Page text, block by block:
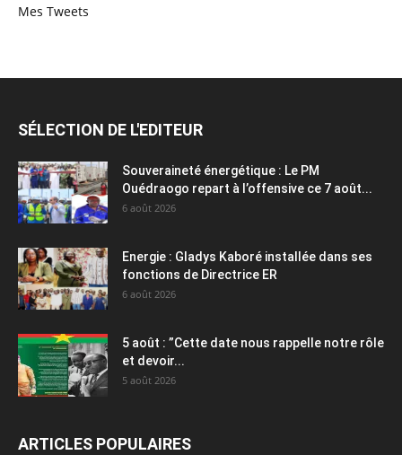
Mes Tweets
SÉLECTION DE L'EDITEUR
Souveraineté énergétique : Le PM
Ouédraogo repart à l’offensive ce 7 août...
6 août 2026
Energie : Gladys Kaboré installée dans ses
fonctions de Directrice ER
6 août 2026
5 août : ”Cette date nous rappelle notre rôle
et devoir...
5 août 2026
ARTICLES POPULAIRES